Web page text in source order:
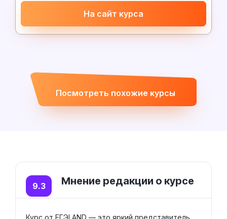
На сайт курса
Посмотреть похожие курсы
Мнение редакции о курсе
9.3
Курс от ЕГЭLAND — это яркий представитель